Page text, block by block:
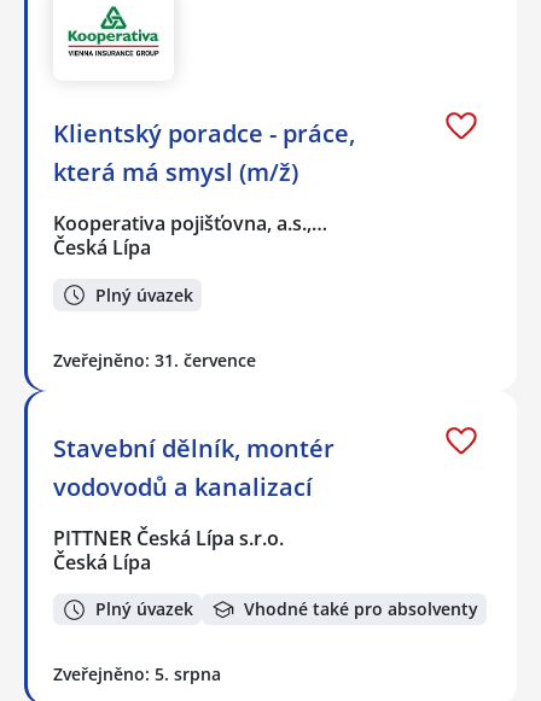
Klientský poradce - práce,
která má smysl (m/ž)
Kooperativa pojišťovna, a.s.,…
Česká Lípa
Plný úvazek
Zveřejněno: 31. července
Stavební dělník, montér
vodovodů a kanalizací
PITTNER Česká Lípa s.r.o.
Česká Lípa
Plný úvazek Vhodné také pro absolventy
Zveřejněno: 5. srpna